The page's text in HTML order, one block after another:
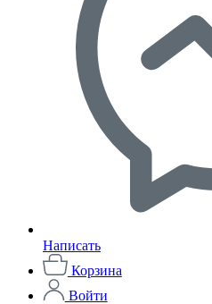
Написать
Корзина
Войти